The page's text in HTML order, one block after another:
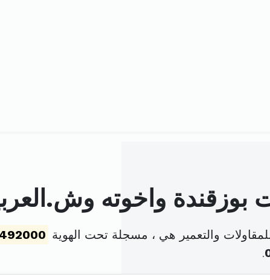
واخوته وش.العربية
والتعمير هي ، مسجلة تحت الهوية
.